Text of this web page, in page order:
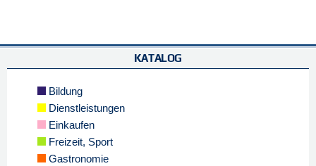
KATALOG
Bildung
Dienstleistungen
Einkaufen
Freizeit, Sport
Gastronomie